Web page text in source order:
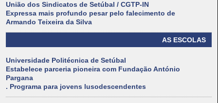
União dos Sindicatos de Setúbal / CGTP-IN
Expressa mais profundo pesar pelo falecimento de
Armando Teixeira da Silva
AS ESCOLAS
Universidade Politécnica de Setúbal
Estabelece parceria pioneira com Fundação António
Pargana
. Programa para jovens lusodescendentes